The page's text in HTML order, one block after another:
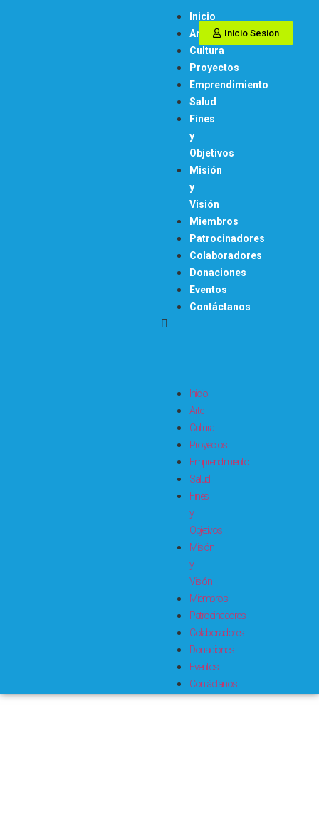
Inicio
Arte
Cultura
Proyectos
Emprendimiento
Salud
Fines
y
Objetivos
Misión
y
Visión
Miembros
Patrocinadores
Colaboradores
Donaciones
Eventos
Contáctanos
Inicio
Arte
Cultura
Proyectos
Emprendimiento
Salud
Fines
y
Objetivos
Misión
y
Visión
Miembros
Patrocinadores
Colaboradores
Donaciones
Eventos
Contáctanos
Inicio Sesion